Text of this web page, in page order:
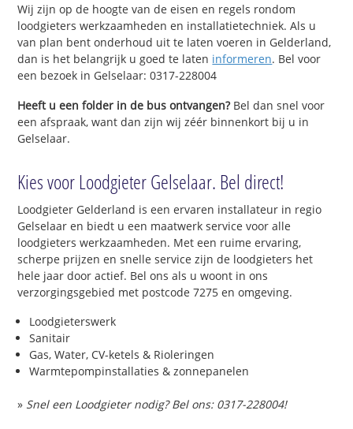
Wij zijn op de hoogte van de eisen en regels rondom
loodgieters werkzaamheden en installatietechniek. Als u
van plan bent onderhoud uit te laten voeren in Gelderland,
dan is het belangrijk u goed te laten informeren. Bel voor
een bezoek in Gelselaar: 0317-228004
Heeft u een folder in de bus ontvangen?Bel dan snel voor
een afspraak, want dan zijn wij zéér binnenkort bij u in
Gelselaar.
Kies voor Loodgieter Gelselaar. Bel direct!
Loodgieter Gelderland is een ervaren installateur in regio
Gelselaar en biedt u een maatwerk service voor alle
loodgieters werkzaamheden. Met een ruime ervaring,
scherpe prijzen en snelle service zijn de loodgieters het
hele jaar door actief. Bel ons als u woont in ons
verzorgingsgebied met postcode 7275 en omgeving.
Loodgieterswerk
Sanitair
Gas, Water, CV-ketels & Rioleringen
Warmtepompinstallaties & zonnepanelen
» Snel een Loodgieter nodig? Bel ons: 0317-228004!